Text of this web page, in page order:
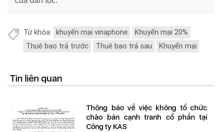
Từ khóa: khuyến mại vinaphone
Khuyến mại 20%
Thuê bao trả trước
Thuê bao trả sau Khuyến mại
Tin liên quan
Thông báo về việc không tổ chức
chào bán cạnh tranh cổ phần tại
Công ty KAS